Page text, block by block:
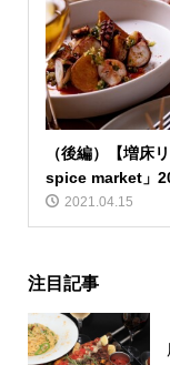
（後編）【増床
spice market」
2021.04.15
注目記事